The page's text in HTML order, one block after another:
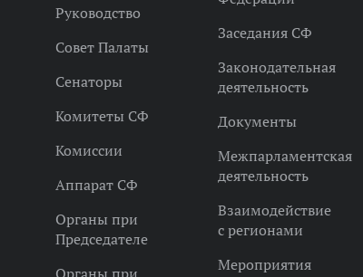
Руководство
Совет Палаты
Сенаторы
Комитеты СФ
Комиссии
Аппарат СФ
Органы при
Председателе
Заседания СФ
Законодательная
деятельность
Документы
Межпарламентская
деятельность
Взаимодействие
с регионами
Мероприятия